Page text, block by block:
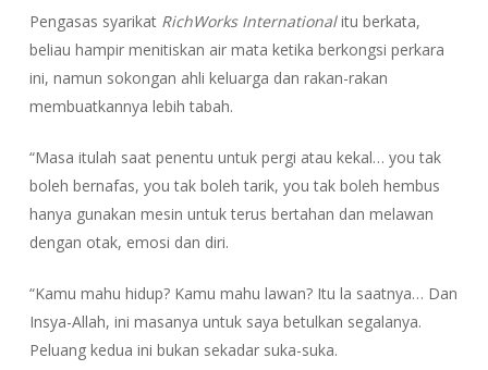
Pengasas syarikat RichWorks Internationalitu berkata,
beliau hampir menitiskan air mata ketika berkongsi perkara
ini, namun sokongan ahli keluarga dan rakan-rakan
membuatkannya lebih tabah.
“Masa itulah saat penentu untuk pergi atau kekal… you tak
boleh bernafas, you tak boleh tarik, you tak boleh hembus
hanya gunakan mesin untuk terus bertahan dan melawan
dengan otak, emosi dan diri.
“Kamu mahu hidup? Kamu mahu lawan? Itu la saatnya… Dan
Insya-Allah, ini masanya untuk saya betulkan segalanya.
Peluang kedua ini bukan sekadar suka-suka.